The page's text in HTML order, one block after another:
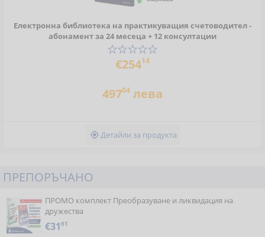
Електронна библиотека на практикуващия счетоводител -
абонамент за 24 месеца + 12 консултации
€25414
49704 лева
Детайли за продукта
ПРЕПОРЪЧАНО
ПРОМО комплект Преобразуване и ликвидация на
дружества
€3161